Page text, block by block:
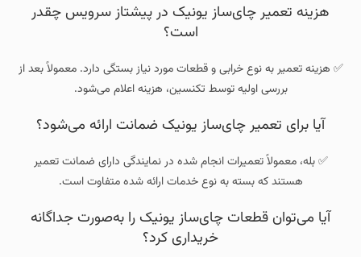
هزینه تعمیر چای‌ساز یونیک در پیشتاز سرویس چقدر
است؟
✅ هزینه تعمیر به نوع خرابی و قطعات مورد نیاز بستگی دارد. معمولاً بعد از
بررسی اولیه توسط تکنسین، هزینه اعلام می‌شود.
آیا برای تعمیر چای‌ساز یونیک ضمانت ارائه می‌شود؟
✅ بله، معمولاً تعمیرات انجام‌ شده در نمایندگی دارای ضمانت تعمیر
هستند که بسته به نوع خدمات ارائه‌ شده متفاوت است.
آیا می‌توان قطعات چای‌ساز یونیک را به‌صورت جداگانه
خریداری کرد؟